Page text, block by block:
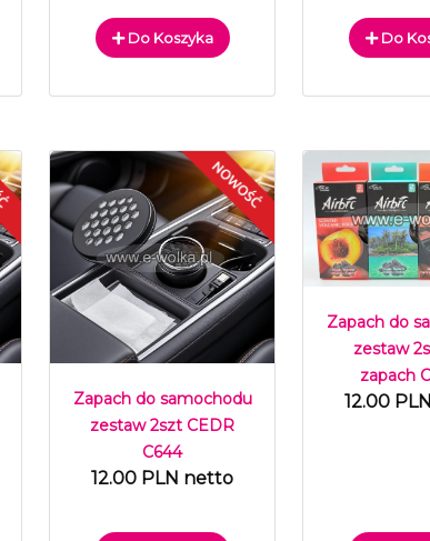
Do Koszyka Do
Zapach do samochodu
zestaw 2szt CEDR
C644
12.00 PLN netto
Zapach do
zestaw
zapach
12.00